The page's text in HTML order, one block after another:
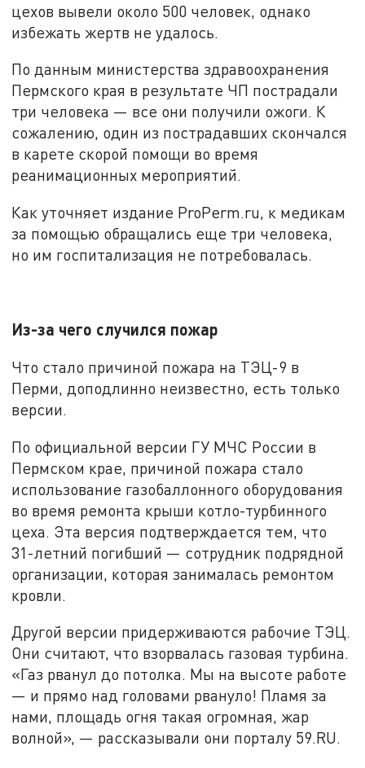
цехов вывели около 500 человек, однако
избежать жертв не удалось.
По данным министерства здравоохранения
Пермского края в результате ЧП пострадали
три человека — все они получили ожоги. К
сожалению, один из пострадавших скончался
в карете скорой помощи во время
реанимационных мероприятий.
Как уточняет издание ProPerm.ru, к медикам
за помощью обращались еще три человека,
но им госпитализация не потребовалась.
Из-за чего случился пожар
Что стало причиной пожара на ТЭЦ-9 в
Перми, доподлинно неизвестно, есть только
версии.
По официальной версии ГУ МЧС России в
Пермском крае, причиной пожара стало
использование газобаллонного оборудования
во время ремонта крыши котло-турбинного
цеха. Эта версия подтверждается тем, что
31-летний погибший — сотрудник подрядной
организации, которая занималась ремонтом
кровли.
Другой версии придерживаются рабочие ТЭЦ.
Они считают, что взорвалась газовая турбина.
«Газ рванул до потолка. Мы на высоте работе
— и прямо над головами рвануло! Пламя за
нами, площадь огня такая огромная, жар
волной», — рассказывали они порталу 59.RU.